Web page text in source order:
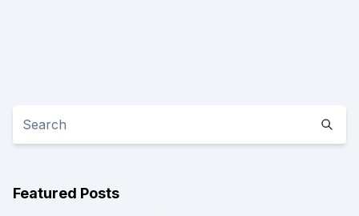
Featured Posts